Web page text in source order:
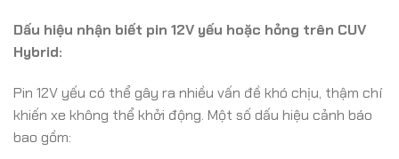
Dấu hiệu nhận biết pin 12V yếu hoặc hỏng trên CUV
Hybrid:
Pin 12V yếu có thể gây ra nhiều vấn đề khó chịu, thậm chí
khiến xe không thể khởi động. Một số dấu hiệu cảnh báo
bao gồm: